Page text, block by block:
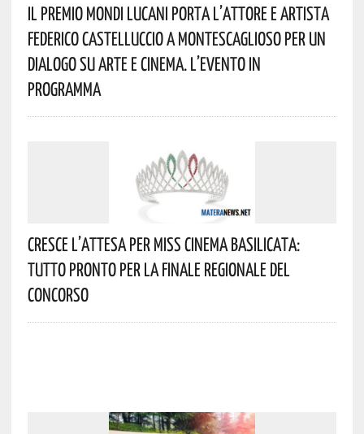
Il Premio Mondi Lucani Porta L’attore E Artista
Federico Castelluccio A Montescaglioso Per Un
Dialogo Su Arte E Cinema. L’evento In
Programma
Cresce L’attesa Per Miss Cinema Basilicata:
Tutto Pronto Per La Finale Regionale Del
Concorso